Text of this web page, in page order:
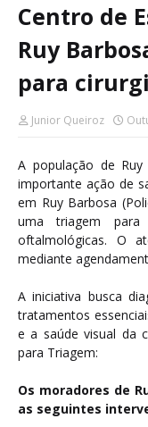
Centro de
Ruy
para
Junior Queiroz
A população de
importante ação de
em Ruy Barbosa
uma triagem para
oftalmológicas. O
mediante
A iniciativa busca
tratamentos
e a saúde visual da
para Triagem:
Os moradores de
as seguintes